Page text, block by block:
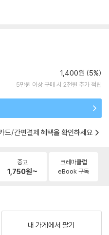
1,400원 (5%)
5만원 이상 구매 시 2천원 추가 적립
드/간편결제 혜택을 확인하세요
중고
1,750원~
크레마클럽
eBook 구독
내 가게에서 팔기